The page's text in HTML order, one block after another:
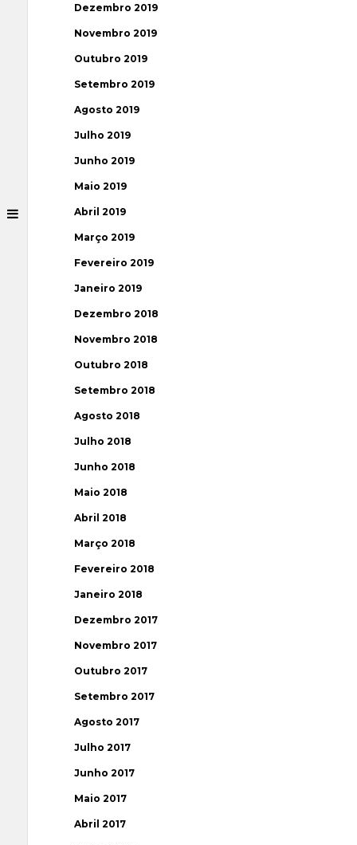
Dezembro 2019
Novembro 2019
Outubro 2019
Setembro 2019
Agosto 2019
Julho 2019
Junho 2019
Maio 2019
Abril 2019
Março 2019
Fevereiro 2019
Janeiro 2019
Dezembro 2018
Novembro 2018
Outubro 2018
Setembro 2018
Agosto 2018
Julho 2018
Junho 2018
Maio 2018
Abril 2018
Março 2018
Fevereiro 2018
Janeiro 2018
Dezembro 2017
Novembro 2017
Outubro 2017
Setembro 2017
Agosto 2017
Julho 2017
Junho 2017
Maio 2017
Abril 2017